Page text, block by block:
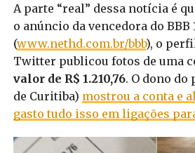
A parte “real” dessa notícia é
o anúncio da vencedora do BBB
(www.nethd.com.br/bbb), o
Twitter publicou fotos de uma
valor de R$ 1.210,76. O dono do
de Curitiba) mostrou a conta e
gasto tudo isso em ligações